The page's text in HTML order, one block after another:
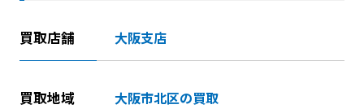
買取店舗 大阪支店
買取地域 大阪市北区の買取